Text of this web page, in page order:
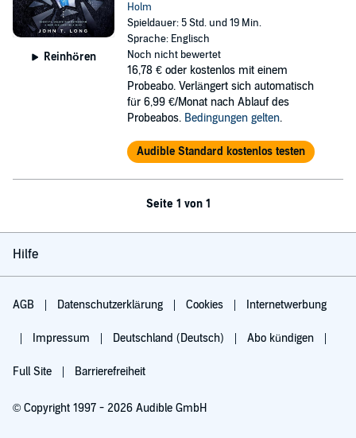
Reinhören
Holm
Spieldauer: 5 Std. und 19 Min.
Sprache: Englisch
Noch nicht bewertet
16,78 € oder kostenlos mit einem
Probeabo. Verlängert sich automatisch
für 6,99 €/Monat nach Ablauf des
Probeabos. Bedingungen gelten.
Audible Standard kostenlos testen
Seite 1 von 1
Hilfe
AGB Datenschutzerklärung Cookies Internetwerbung
Impressum Deutschland (Deutsch) Abo kündigen
Full Site Barrierefreiheit
© Copyright 1997 - 2026 Audible GmbH